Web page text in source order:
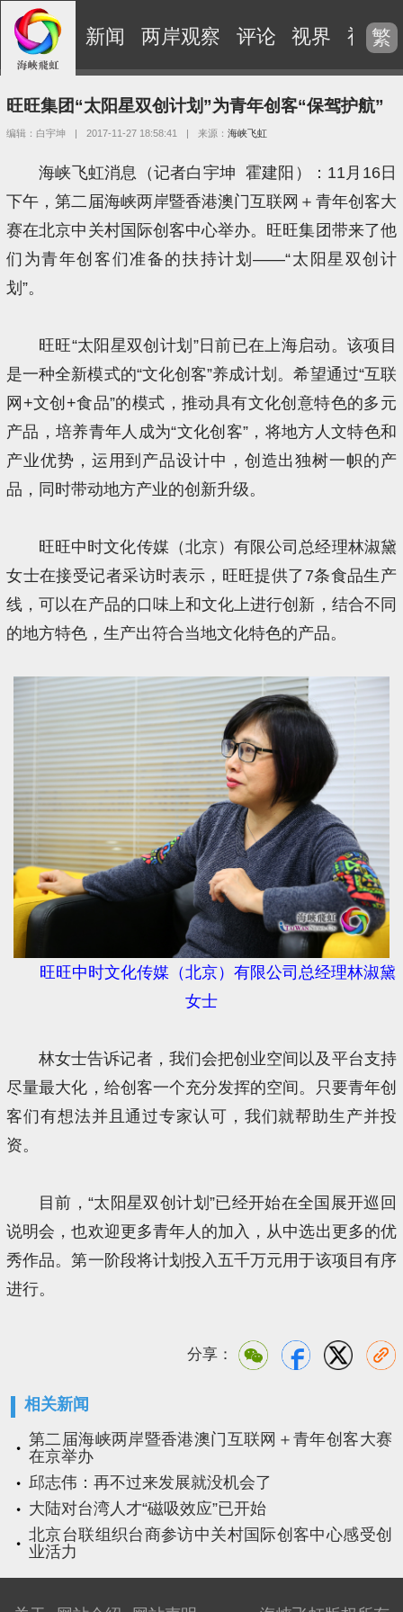
新闻 两岸观察 评论 视界 视频
繁
旺旺集团“太阳星双创计划”为青年创客“保驾护航”
编辑：白宇坤 | 2017-11-27 18:58:41 | 来源：海峡飞虹
海峡飞虹消息（记者白宇坤 霍建阳）：11月16日
下午，第二届海峡两岸暨香港澳门互联网＋青年创客大
赛在北京中关村国际创客中心举办。旺旺集团带来了他
们为青年创客们准备的扶持计划——“太阳星双创计
划”。
旺旺“太阳星双创计划”日前已在上海启动。该项目
是一种全新模式的“文化创客”养成计划。希望通过“互联
网+文创+食品”的模式，推动具有文化创意特色的多元
产品，培养青年人成为“文化创客”，将地方人文特色和
产业优势，运用到产品设计中，创造出独树一帜的产
品，同时带动地方产业的创新升级。
旺旺中时文化传媒（北京）有限公司总经理林淑黛
女士在接受记者采访时表示，旺旺提供了7条食品生产
线，可以在产品的口味上和文化上进行创新，结合不同
的地方特色，生产出符合当地文化特色的产品。
旺旺中时文化传媒（北京）有限公司总经理林淑黛
女士
林女士告诉记者，我们会把创业空间以及平台支持
尽量最大化，给创客一个充分发挥的空间。只要青年创
客们有想法并且通过专家认可，我们就帮助生产并投
资。
目前，“太阳星双创计划”已经开始在全国展开巡回
说明会，也欢迎更多青年人的加入，从中选出更多的优
秀作品。第一阶段将计划投入五千万元用于该项目有序
进行。
分享：
相关新闻
第二届海峡两岸暨香港澳门互联网＋青年创客大赛
在京举办
邱志伟：再不过来发展就没机会了
大陆对台湾人才“磁吸效应”已开始
北京台联组织台商参访中关村国际创客中心感受创
业活力